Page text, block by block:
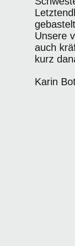
Unsere
auch
kurz
Karin